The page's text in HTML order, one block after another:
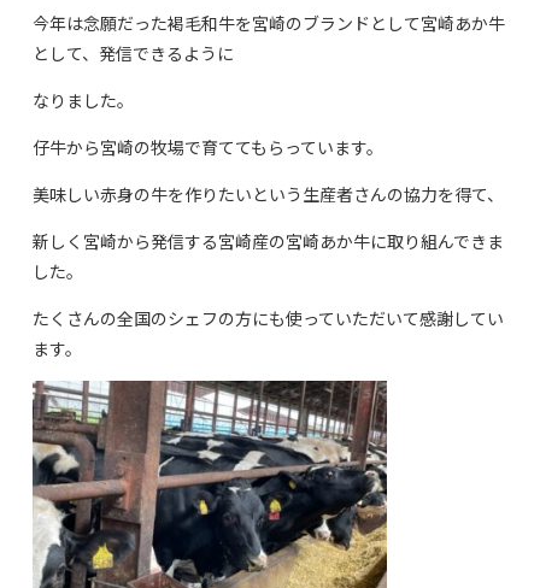
今年は念願だった褐毛和牛を宮崎のブランドとして宮崎あか牛
として、発信できるように
なりました。
仔牛から宮崎の牧場で育ててもらっています。
美味しい赤身の牛を作りたいという生産者さんの協力を得て、
新しく宮崎から発信する宮崎産の宮崎あか牛に取り組んできま
した。
たくさんの全国のシェフの方にも使っていただいて感謝してい
ます。